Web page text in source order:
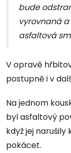
bude
vyrovnaná
asfaltová
V opravě
postupně i v
Na jednom
byl asfaltový
když jej
pokácet.